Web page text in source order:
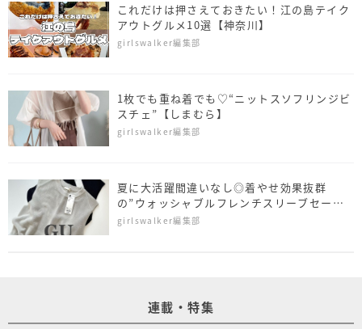
これだけは押さえておきたい！江の島テイク
アウトグルメ10選【神奈川】
girlswalker編集部
1枚でも重ね着でも♡“ニットスソフリンジビ
スチェ”【しまむら】
girlswalker編集部
夏に大活躍間違いなし◎着やせ効果抜群
の”ウォッシャブルフレンチスリーブセータ
ー”【GU】
girlswalker編集部
連載・特集